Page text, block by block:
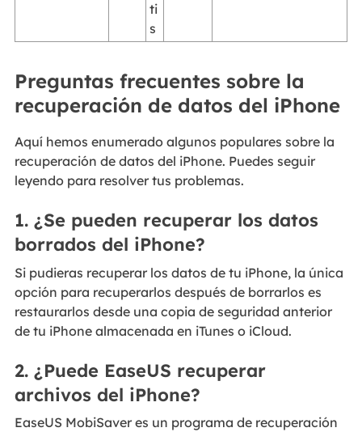
ti
s
Preguntas frecuentes sobre la
recuperación de datos del iPhone
Aquí hemos enumerado algunos populares sobre la
recuperación de datos del iPhone. Puedes seguir
leyendo para resolver tus problemas.
1. ¿Se pueden recuperar los datos
borrados del iPhone?
Si pudieras recuperar los datos de tu iPhone, la única
opción para recuperarlos después de borrarlos es
restaurarlos desde una copia de seguridad anterior
de tu iPhone almacenada en iTunes o iCloud.
2. ¿Puede EaseUS recuperar
archivos del iPhone?
EaseUS MobiSaver es un programa de recuperación